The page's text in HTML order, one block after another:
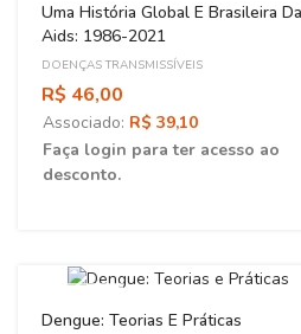
Uma História Global E Brasileira Da
Aids: 1986-2021
DOENÇAS TRANSMISSÍVEIS
R$ 46,00
Associado: R$ 39,10
Faça login para ter acesso ao
desconto.
Dengue: Teorias E Práticas